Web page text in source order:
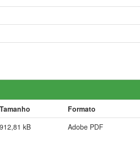
Tamanho
Formato
912,81 kB Adobe PDF